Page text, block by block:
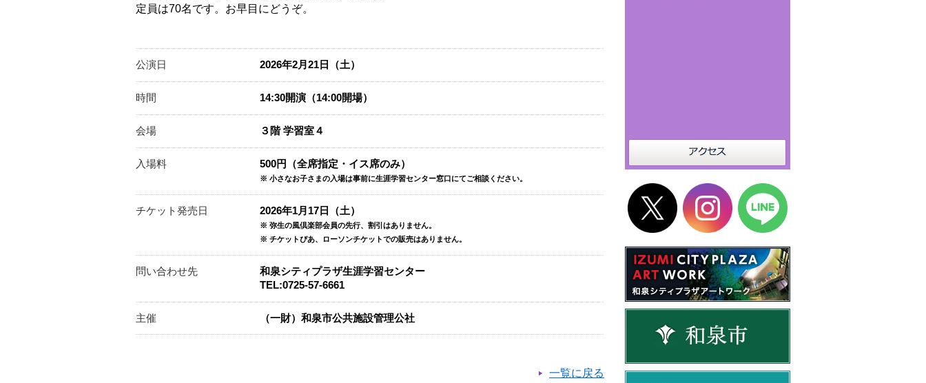
定員は70名です。お早目にどうぞ。​​​​
公演日 2026年2月21日（土）
時間 14:30開演（14:00開場）
会場 ３階 学習室４
入場料 500円（全席指定・イス席のみ）
※ 小さなお子さまの入場は事前に生涯学習センター窓口にてご相談ください。
チケット発売日 2026年1月17日（土）
※ 弥生の風倶楽部会員の先行、割引はありません。
※ チケットぴあ、ローソンチケットでの販売はありません。
問い合わせ先
和泉シティプラザ生涯学習センター
TEL:0725-57-6661
主催 （一財）和泉市公共施設管理公社
一覧に戻る